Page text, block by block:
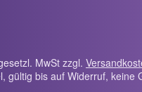
MwSt zzgl.
gültig bis auf Widerruf, keine